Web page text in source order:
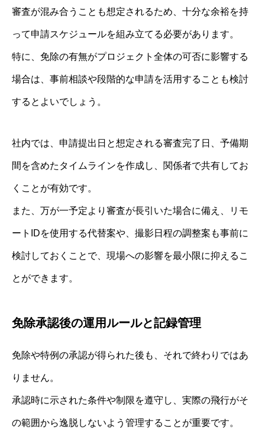
審査が混み合うことも想定されるため、十分な余裕を持
って申請スケジュールを組み立てる必要があります。
特に、免除の有無がプロジェクト全体の可否に影響する
場合は、事前相談や段階的な申請を活用することも検討
するとよいでしょう。
社内では、申請提出日と想定される審査完了日、予備期
間を含めたタイムラインを作成し、関係者で共有してお
くことが有効です。
また、万が一予定より審査が長引いた場合に備え、リモ
ートIDを使用する代替案や、撮影日程の調整案も事前に
検討しておくことで、現場への影響を最小限に抑えるこ
とができます。
免除承認後の運用ルールと記録管理
免除や特例の承認が得られた後も、それで終わりではあ
りません。
承認時に示された条件や制限を遵守し、実際の飛行がそ
の範囲から逸脱しないよう管理することが重要です。